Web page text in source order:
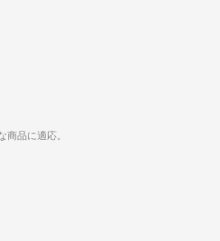
商品に適応。